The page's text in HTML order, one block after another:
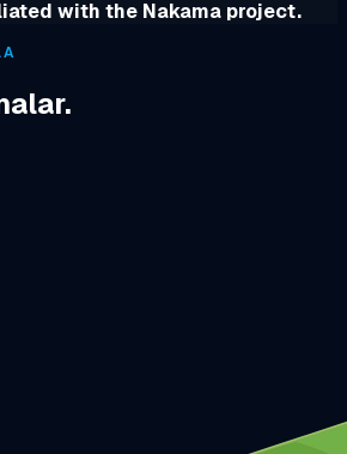
with the Nakama project.